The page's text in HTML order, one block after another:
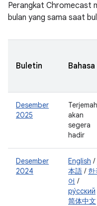
Perangkat Chromecast
bulan yang sama saat
Buletin Bahasa
Desember
2025
akan
segera
hadir
Desember
2024
English /
本語 / 한
어 /
ру́сский
简体中文